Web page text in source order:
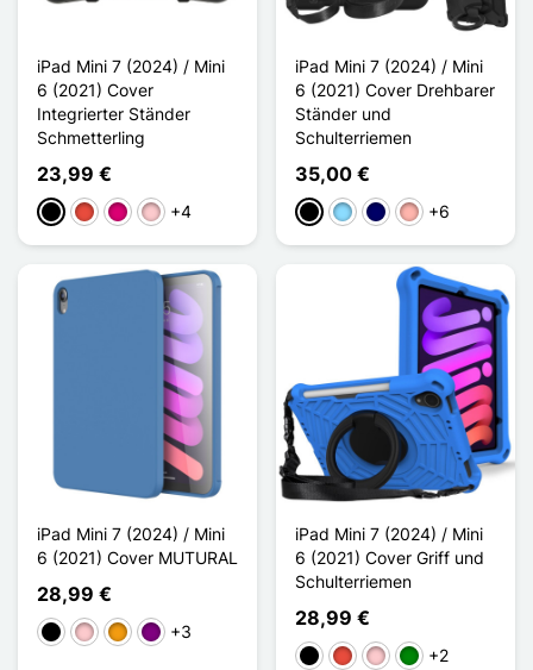
iPad Mini 7 (2024) / Mini
6 (2021) Cover
Integrierter Ständer
Schmetterling
23,99 €
Schwarz
Rot Magenta
Pink+4
iPad Mini 7 (2024) / Mini
6 (2021) Cover Drehbarer
Ständer und
Schulterriemen
35,00 €
Schwarz
HellblauMarineblau
Roségold
+6
iPad Mini 7 (2024) / Mini
6 (2021) Cover MUTURAL
28,99 €
Schwarz
PinkOrangeViolett
+3
iPad Mini 7 (2024) / Mini
6 (2021) Cover Griff und
Schulterriemen
28,99 €
Schwarz
Rot PinkGrün+2